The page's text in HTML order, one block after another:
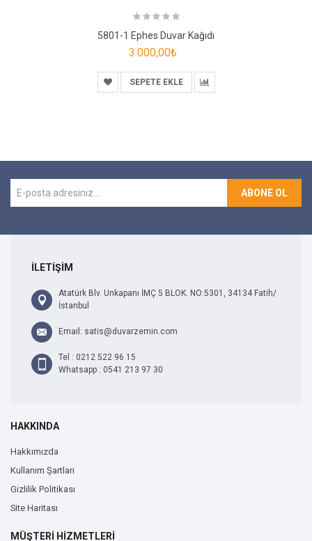
5801-1 Ephes Duvar Kağıdı
3.000,00₺
SEPETE EKLE
ABONE OL
İLETİŞİM
Atatürk Blv. Unkapanı İMÇ 5 BLOK. NO:5301, 34134 Fatih/
İstanbul
Email: satis@duvarzemin.com
Tel : 0212 522 96 15
Whatsapp : 0541 213 97 30
HAKKINDA
Hakkımızda
Kullanım Şartları
Gizlilik Politikası
Site Haritası
MÜŞTERİ HİZMETLERİ